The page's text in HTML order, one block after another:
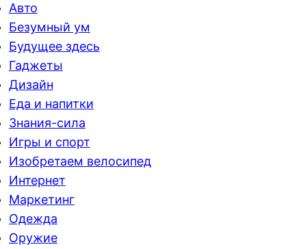
Авто
Безумный ум
Будущее здесь
Гаджеты
Дизайн
Еда и напитки
Знания-сила
Игры и спорт
Изобретаем велосипед
Интернет
Маркетинг
Одежда
Оружие